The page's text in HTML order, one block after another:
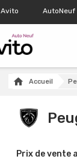
Avito AutoNeuf
Accueil
Prix de vente